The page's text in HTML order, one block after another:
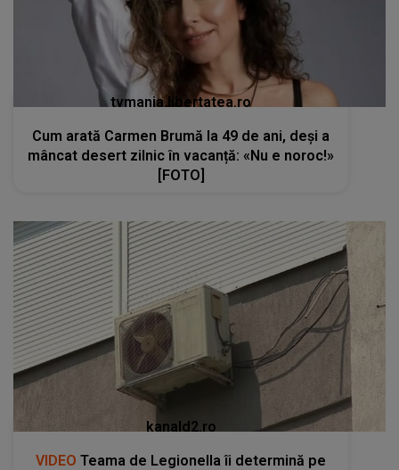
tvmania.libertatea.ro
Cum arată Carmen Brumă la 49 de ani, deși a
mâncat desert zilnic în vacanță: «Nu e noroc!»
[FOTO]
kanald2.ro
VIDEO Teama de Legionella îi determină pe